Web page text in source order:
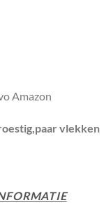
Amazon
vlekken